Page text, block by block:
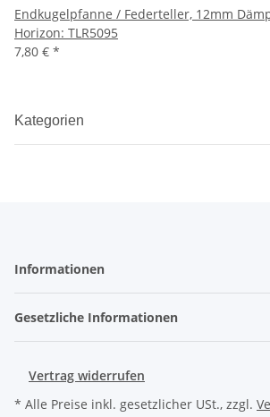
Endkugelpfanne / Federteller, 12mm
Horizon: TLR5095
7,80 € *
Kategorien
Informationen
Gesetzliche Informationen
Vertrag widerrufen
* Alle Preise inkl. gesetzlicher USt., zzgl.